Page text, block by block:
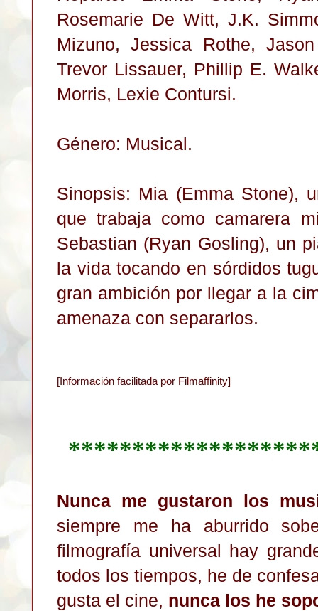
Rosemarie De Witt, J.K.
Mizuno, Jessica Rothe,
Trevor Lissauer, Phillip E.
Morris, Lexie Contursi.
Género: Musical.
Sinopsis: Mia (Emma Stone),
que trabaja como camarera
Sebastian (Ryan Gosling), un
la vida tocando en sórdidos
gran ambición por llegar a la
amenaza con separarlos.
[Información facilitada por Filmaffinity]
Nunca me gustaron los
siempre me ha aburrido
filmografía universal hay
todos los tiempos, he de
gusta el cine, nunca los he